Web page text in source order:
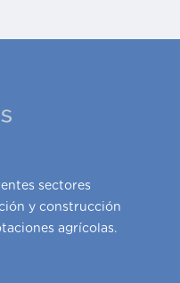
sectores
y construcción
agrícolas.